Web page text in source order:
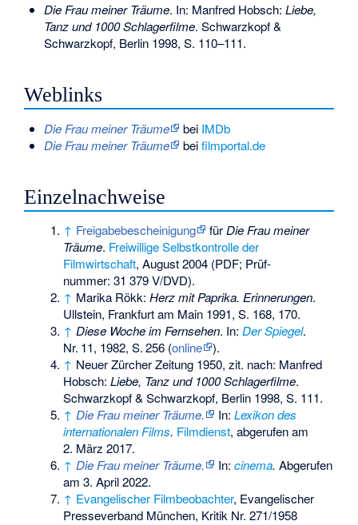
Die Frau meiner Träume. In: Manfred Hobsch: Liebe,
Tanz und 1000 Schlagerfilme. Schwarzkopf &
Schwarzkopf, Berlin 1998, S. 110–111.
Weblinks
Die Frau meiner Träume bei IMDb
Die Frau meiner Träume
beifilmportal.de
Einzelnachweise
↑ Freigabebescheinigung fürDie Frau meiner
Träume. Freiwillige Selbstkontrolle der
Filmwirtschaft, August 2004 (PDF; Prüf­
nummer: 31 379 V/DVD).
↑ Marika Rökk:Herz mit Paprika. Erinnerungen.
Ullstein, Frankfurt am Main 1991, S. 168, 170.
↑ Diese Woche im Fernsehen. In:Der Spiegel.
Nr. 11, 1982,S.256 (online
).
↑ Neuer Zürcher Zeitung 1950, zit. nach: Manfred
Hobsch:Liebe, Tanz und 1000 Schlagerfilme.
Schwarzkopf & Schwarzkopf, Berlin 1998, S. 111.
↑ Die Frau meiner Träume. In:Lexikon des
internationalen Films. Filmdienst, abgerufen am
2. März 2017.
↑ Die Frau meiner Träume. In:cinema. Abgerufen
am 3. April 2022.
↑ Evangelischer Filmbeobachter, Evangelischer
Presseverband München, Kritik Nr. 271/1958